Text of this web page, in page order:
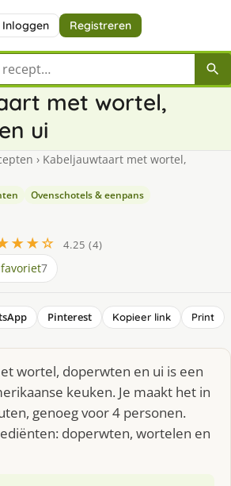
Inloggen Registreren
recept
met wortel,
ui
› Kabeljauwtaart met wortel,
Ovenschotels & eenpans
4.25 (4)
7
Pinterest Kopieer link Print
wortel, doperwten en ui is een
keuken. Je maakt het in
genoeg voor 4 personen.
doperwten, wortelen en